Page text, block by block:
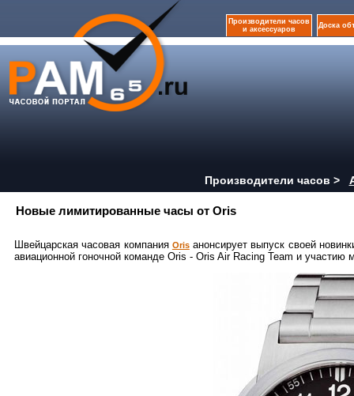
Производители часов
и аксессуаров
Доска
Производители часов >
Новые лимитированные часы от Oris
Швейцарская часовая компания Orisанонсирует выпуск своей
авиационной гоночной команде Oris - Oris Air Racing Team и участию